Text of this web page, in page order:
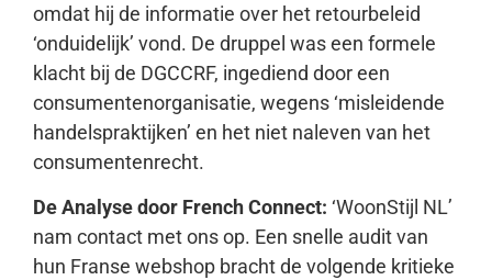
omdat hij de informatie over het retourbeleid
‘onduidelijk’ vond. De druppel was een formele
klacht bij de DGCCRF, ingediend door een
consumentenorganisatie, wegens ‘misleidende
handelspraktijken’ en het niet naleven van het
consumentenrecht.
De Analyse door French Connect: ‘WoonStijl NL’
nam contact met ons op. Een snelle audit van
hun Franse webshop bracht de volgende kritieke